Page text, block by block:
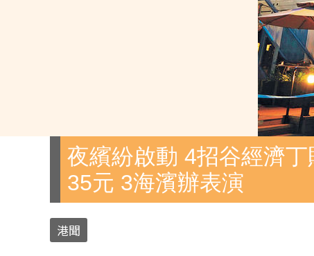
夜繽紛啟動 4招谷經濟
35元 3海濱辦表演
港聞